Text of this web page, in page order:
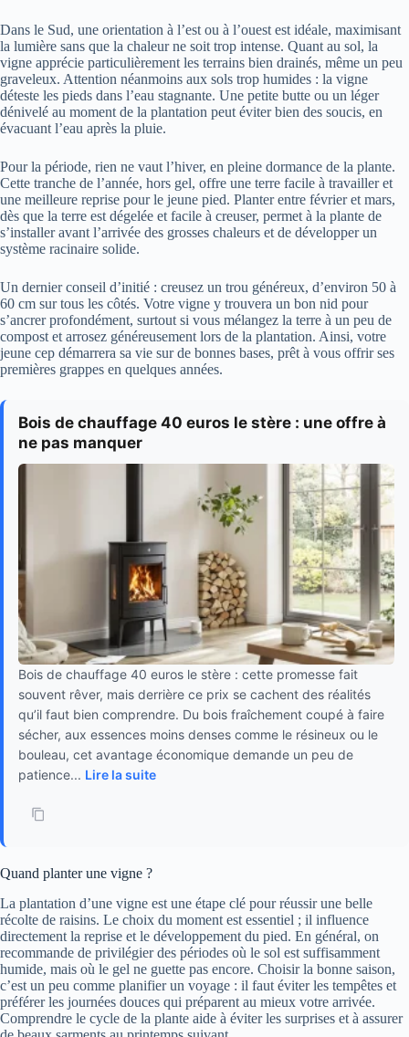
Dans le Sud, une orientation à l’est ou à l’ouest est idéale, maximisant
la lumière sans que la chaleur ne soit trop intense. Quant au sol, la
vigne apprécie particulièrement les terrains bien drainés, même un peu
graveleux. Attention néanmoins aux sols trop humides : la vigne
déteste les pieds dans l’eau stagnante. Une petite butte ou un léger
dénivelé au moment de la plantation peut éviter bien des soucis, en
évacuant l’eau après la pluie.
Pour la période, rien ne vaut l’hiver, en pleine dormance de la plante.
Cette tranche de l’année, hors gel, offre une terre facile à travailler et
une meilleure reprise pour le jeune pied. Planter entre février et mars,
dès que la terre est dégelée et facile à creuser, permet à la plante de
s’installer avant l’arrivée des grosses chaleurs et de développer un
système racinaire solide.
Un dernier conseil d’initié : creusez un trou généreux, d’environ 50 à
60 cm sur tous les côtés. Votre vigne y trouvera un bon nid pour
s’ancrer profondément, surtout si vous mélangez la terre à un peu de
compost et arrosez généreusement lors de la plantation. Ainsi, votre
jeune cep démarrera sa vie sur de bonnes bases, prêt à vous offrir ses
premières grappes en quelques années.
Bois de chauffage 40 euros le stère : une offre à
ne pas manquer
Bois de chauffage 40 euros le stère : cette promesse fait
souvent rêver, mais derrière ce prix se cachent des réalités
qu’il faut bien comprendre. Du bois fraîchement coupé à faire
sécher, aux essences moins denses comme le résineux ou le
bouleau, cet avantage économique demande un peu de
patience... Lire la suite
Quand planter une vigne ?
La plantation d’une vigne est une étape clé pour réussir une belle
récolte de raisins. Le choix du moment est essentiel ; il influence
directement la reprise et le développement du pied. En général, on
recommande de privilégier des périodes où le sol est suffisamment
humide, mais où le gel ne guette pas encore. Choisir la bonne saison,
c’est un peu comme planifier un voyage : il faut éviter les tempêtes et
préférer les journées douces qui préparent au mieux votre arrivée.
Comprendre le cycle de la plante aide à éviter les surprises et à assurer